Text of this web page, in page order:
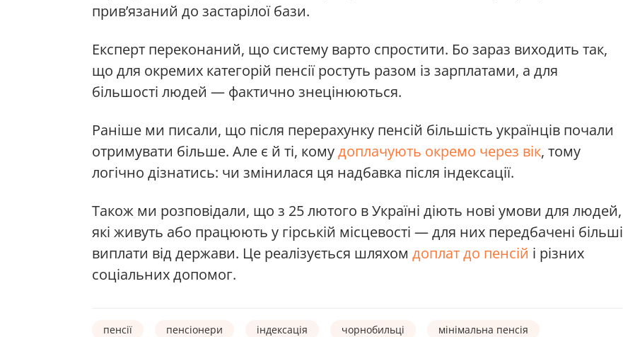
прив’язаний до застарілої бази.
Експерт переконаний, що систему варто спростити. Бо зараз виходить так,
що для окремих категорій пенсії ростуть разом із зарплатами, а для
більшості людей — фактично знецінюються.
Раніше ми писали, що після перерахунку пенсій більшість українців почали
отримувати більше. Але є й ті, комудоплачують окремо через вік, тому
логічно дізнатись: чи змінилася ця надбавка після індексації.
Також ми розповідали, що з 25 лютого в Україні діють нові умови для людей,
які живуть або працюють у гірській місцевості — для них передбачені більші
виплати від держави. Це реалізується шляхом доплат до пенсій і різних
соціальних допомог.
пенсії пенсіонери індексація чорнобильці мінімальна пенсія